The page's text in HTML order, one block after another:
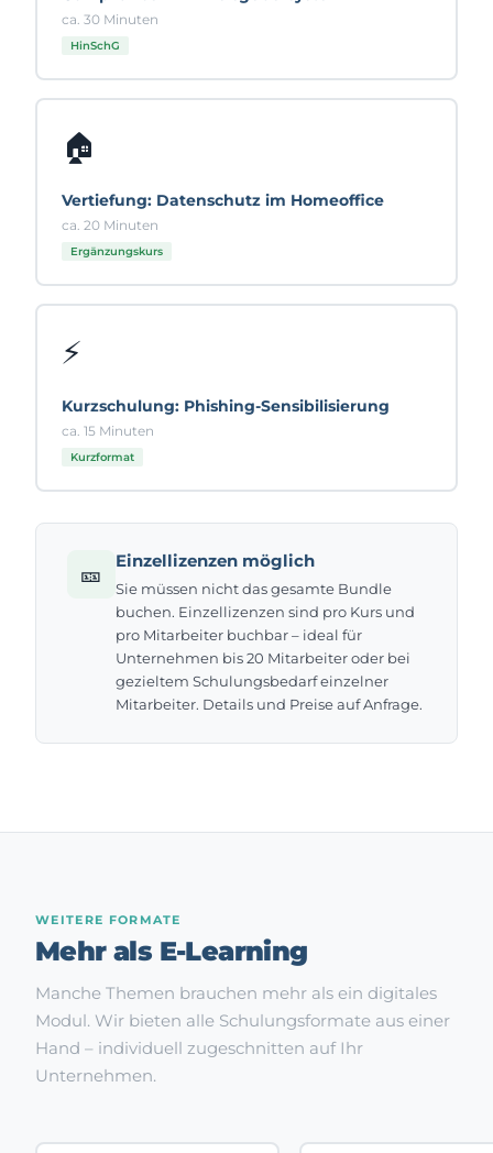
ca. 30 Minuten
HinSchG
🏠
Vertiefung: Datenschutz im Homeoffice
ca. 20 Minuten
Ergänzungskurs
⚡
Kurzschulung: Phishing-Sensibilisierung
ca. 15 Minuten
Kurzformat
🎫
Einzellizenzen möglich
Sie müssen nicht das gesamte Bundle
buchen. Einzellizenzen sind pro Kurs und
pro Mitarbeiter buchbar – ideal für
Unternehmen bis 20 Mitarbeiter oder bei
gezieltem Schulungsbedarf einzelner
Mitarbeiter. Details und Preise auf Anfrage.
WEITERE FORMATE
Mehr als E-Learning
Manche Themen brauchen mehr als ein digitales
Modul. Wir bieten alle Schulungsformate aus einer
Hand – individuell zugeschnitten auf Ihr
Unternehmen.